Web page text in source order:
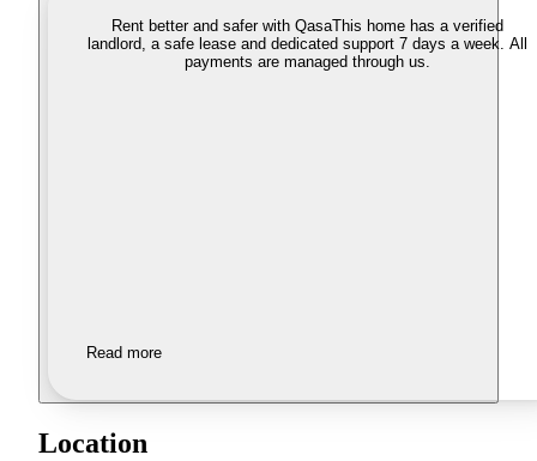
Rent better and safer with QasaThis home has a verified
landlord, a safe lease and dedicated support 7 days a week. All
payments are managed through us.
Read more
Location